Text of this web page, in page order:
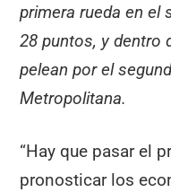
primera rueda en el
28 puntos, y dentro
pelean por el
Metropolitana.
“Hay que pasar el
pronosticar los